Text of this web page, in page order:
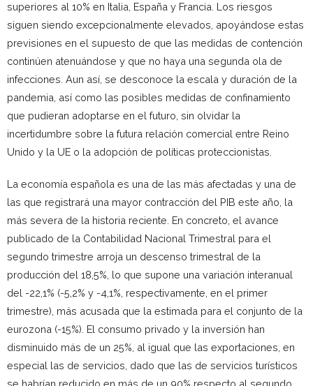
superiores al 10% en Italia, España y Francia. Los riesgos
siguen siendo excepcionalmente elevados, apoyándose estas
previsiones en el supuesto de que las medidas de contención
continúen atenuándose y que no haya una segunda ola de
infecciones. Aun así, se desconoce la escala y duración de la
pandemia, así como las posibles medidas de confinamiento
que pudieran adoptarse en el futuro, sin olvidar la
incertidumbre sobre la futura relación comercial entre Reino
Unido y la UE o la adopción de políticas proteccionistas.
La economía española es una de las más afectadas y una de
las que registrará una mayor contracción del PIB este año, la
más severa de la historia reciente. En concreto, el avance
publicado de la Contabilidad Nacional Trimestral para el
segundo trimestre arroja un descenso trimestral de la
producción del 18,5%, lo que supone una variación interanual
del -22,1% (-5,2% y -4,1%, respectivamente, en el primer
trimestre), más acusada que la estimada para el conjunto de la
eurozona (-15%). El consumo privado y la inversión han
disminuido más de un 25%, al igual que las exportaciones, en
especial las de servicios, dado que las de servicios turísticos
se habrían reducido en más de un 90% respecto al segundo